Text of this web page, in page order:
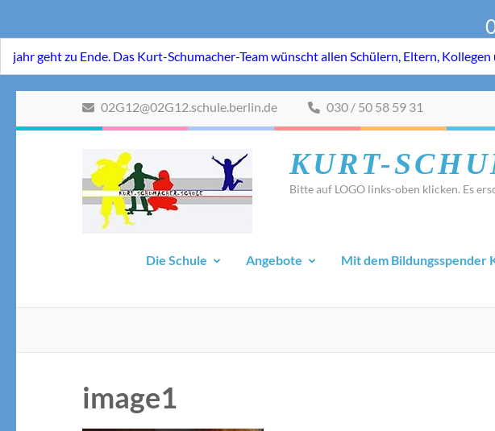
(Eingabetaste
02G12@02G12.schule.berlin.de 030 / 50 58 59 31
KURT-
Bitte auf LOGO links-oben klicken. Es
Die Schule Angebote Mit dem Bildungsspender
image1